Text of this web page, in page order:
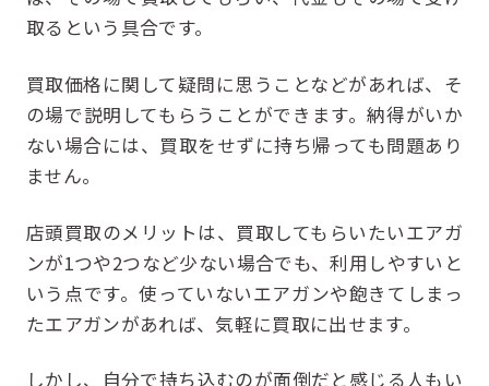
取るという具合です。
買取価格に関して疑問に思うことなどがあれば、そ
の場で説明してもらうことができます。納得がいか
ない場合には、買取をせずに持ち帰っても問題あり
ません。
店頭買取のメリットは、買取してもらいたいエアガ
ンが1つや2つなど少ない場合でも、利用しやすいと
いう点です。使っていないエアガンや飽きてしまっ
たエアガンがあれば、気軽に買取に出せます。
しかし、自分で持ち込むのが面倒だと感じる人もい